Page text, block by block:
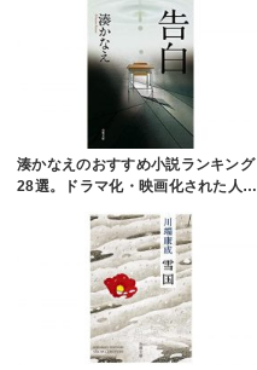
湊かなえのおすすめ小説ランキング
28選。ドラマ化・映画化された人…